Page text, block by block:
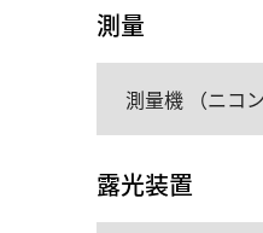
測量
測量機 （ニコ
露光装置